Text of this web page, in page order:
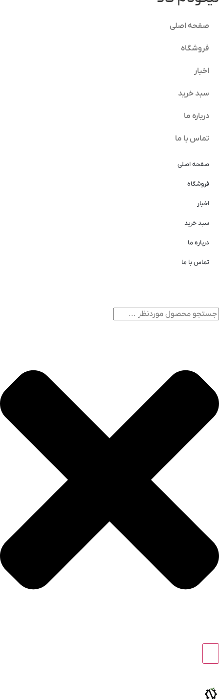
صفحه اصلی
فروشگاه
اخبار
سبد خرید
درباره ما
تماس با ما
صفحه اصلی
فروشگاه
اخبار
سبد خرید
درباره ما
تماس با ما